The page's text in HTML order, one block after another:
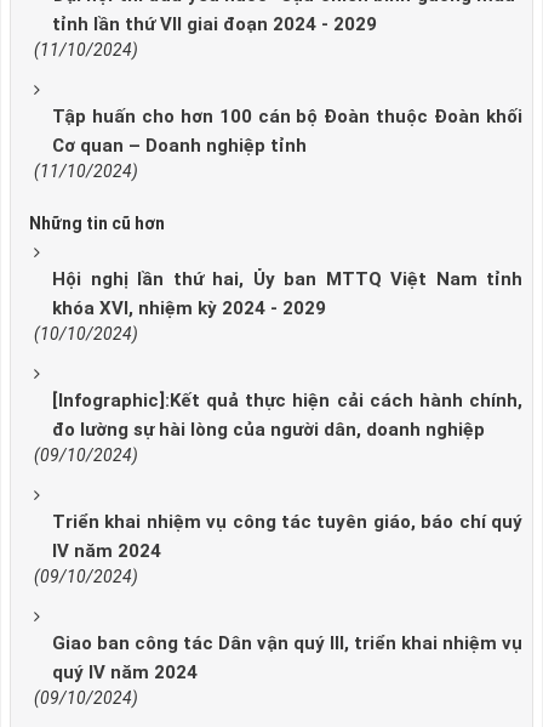
tỉnh lần thứ VII giai đoạn 2024 - 2029
(11/10/2024)
Tập huấn cho hơn 100 cán bộ Đoàn thuộc Đoàn khối
Cơ quan – Doanh nghiệp tỉnh
(11/10/2024)
Những tin cũ hơn
Hội nghị lần thứ hai, Ủy ban MTTQ Việt Nam tỉnh
khóa XVI, nhiệm kỳ 2024 - 2029
(10/10/2024)
[Infographic]:Kết quả thực hiện cải cách hành chính,
đo lường sự hài lòng của người dân, doanh nghiệp
(09/10/2024)
Triển khai nhiệm vụ công tác tuyên giáo, báo chí quý
IV năm 2024
(09/10/2024)
Giao ban công tác Dân vận quý III, triển khai nhiệm vụ
quý IV năm 2024
(09/10/2024)